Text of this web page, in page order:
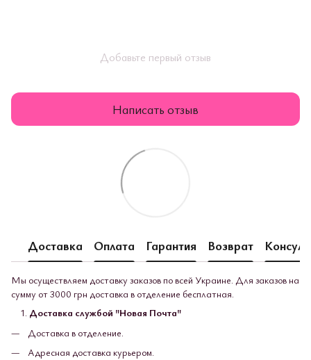
Добавьте первый отзыв
Написать отзыв
Доставка Оплата Гарантия Возврат
Мы осуществляем доставку заказов по всей Украине. Для заказов на
сумму от 3000 грн доставка в отделение бесплатная.
Доставка службой "Новая Почта"
Доставка в отделение.
Адресная доставка курьером.